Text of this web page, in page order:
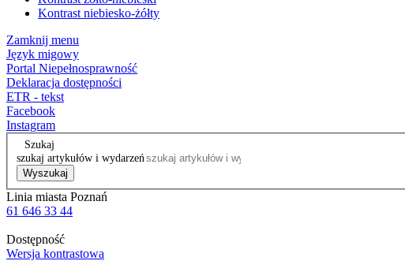
Kontrast niebiesko-żółty
Zamknij menu
Język migowy
Portal Niepełnosprawność
Deklaracja dostępności
ETR - tekst
Facebook
Instagram
Szukaj
szukaj artykułów i wydarzeń
Wyszukaj
Linia miasta Poznań
61 646 33 44
Dostępność
Wersja kontrastowa